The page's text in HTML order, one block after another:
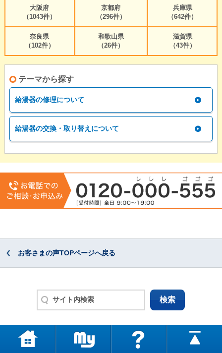
大阪府
（1043件）
京都府
（296件）
兵庫県
（642件）
奈良県
（102件）
和歌山県
（26件）
滋賀県
（43件）
テーマから探す
給湯器の修理について
給湯器の交換・取り替えについて
お客さまの声TOPページへ戻る